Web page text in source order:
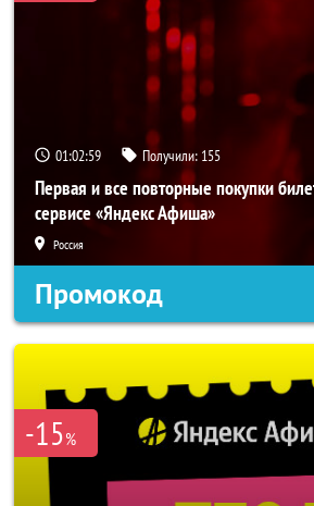
01:02:58 Получили: 155
Первая и все повторные покупки
сервисе «Яндекс Афиша»
Россия
Промокод
-15%